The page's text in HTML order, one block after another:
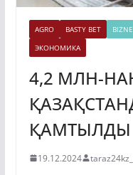
AGRO BASTY BET
ЭКОНОМИКА
4,2 МЛН-
ҚАМТЫЛДЫ
19.12.2024